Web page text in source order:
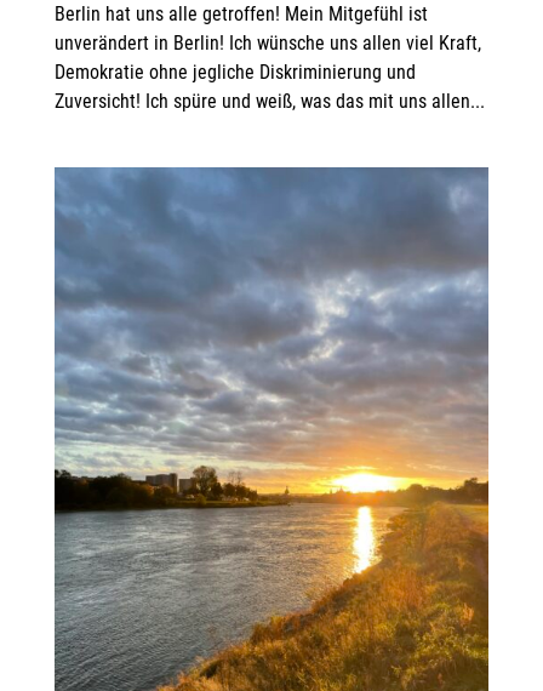
Berlin hat uns alle getroffen! Mein Mitgefühl ist
unverändert in Berlin! Ich wünsche uns allen viel Kraft,
Demokratie ohne jegliche Diskriminierung und
Zuversicht! Ich spüre und weiß, was das mit uns allen...